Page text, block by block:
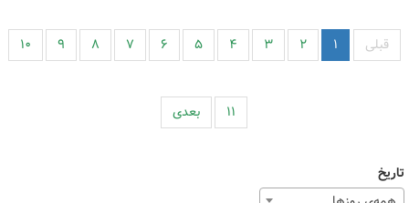
قبلی ۱ ۲ ۳ ۴ ۵ ۶ ۷ ۸ ۹ ۱۰
۱۱ بعدی
تاریخ